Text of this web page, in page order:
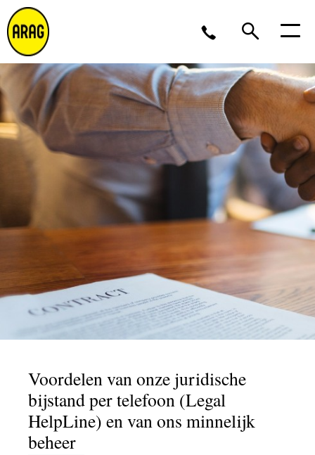
Ma/Do 9 – 17, Vr 9 – 16
02 643 12 11
Voordelen van onze juridische
bijstand per telefoon (Legal
HelpLine) en van ons minnelijk
beheer